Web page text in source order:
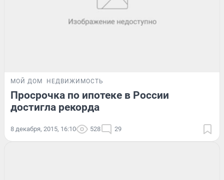
МОЙ ДОМ НЕДВИЖИМОСТЬ
Просрочка по ипотеке в России
достигла рекорда
8 декабря, 2015, 16:10 528 29